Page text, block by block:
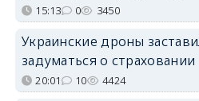
15:13 0 3450
Украинские дроны
задуматься о страховании
20:01 10 4424